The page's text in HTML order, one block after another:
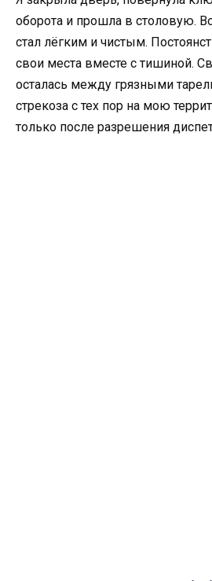
оборота и прошла в столовую.
стал лёгким и чистым.
свои места вместе с тишиной.
осталась между грязными
стрекоза с тех пор на мою
только после разрешения